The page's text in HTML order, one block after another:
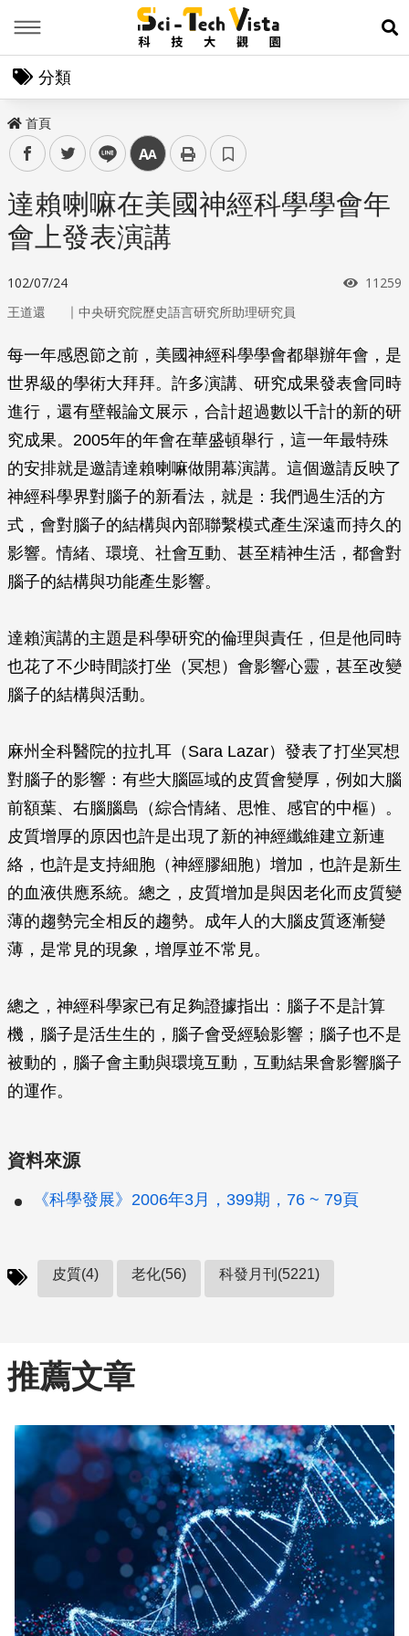
展
分類
首頁
facebooktwitter line 中
達賴喇嘛在美國神經科學學會年
會上發表演講
102/07/24 瀏覽次
11259
王道還 ｜ 中央研究院歷史語言研究所助理研究員
每一年感恩節之前，美國神經科學學會都舉辦年會，是
世界級的學術大拜拜。許多演講、研究成果發表會同時
進行，還有壁報論文展示，合計超過數以千計的新的研
究成果。2005年的年會在華盛頓舉行，這一年最特殊
的安排就是邀請達賴喇嘛做開幕演講。這個邀請反映了
神經科學界對腦子的新看法，就是：我們過生活的方
式，會對腦子的結構與內部聯繫模式產生深遠而持久的
影響。情緒、環境、社會互動、甚至精神生活，都會對
腦子的結構與功能產生影響。
達賴演講的主題是科學研究的倫理與責任，但是他同時
也花了不少時間談打坐（冥想）會影響心靈，甚至改變
腦子的結構與活動。
麻州全科醫院的拉扎耳（Sara Lazar）發表了打坐冥想
對腦子的影響：有些大腦區域的皮質會變厚，例如大腦
前額葉、右腦腦島（綜合情緒、思惟、感官的中樞）。
皮質增厚的原因也許是出現了新的神經纖維建立新連
絡，也許是支持細胞（神經膠細胞）增加，也許是新生
的血液供應系統。總之，皮質增加是與因老化而皮質變
薄的趨勢完全相反的趨勢。成年人的大腦皮質逐漸變
薄，是常見的現象，增厚並不常見。
總之，神經科學家已有足夠證據指出：腦子不是計算
機，腦子是活生生的，腦子會受經驗影響；腦子也不是
被動的，腦子會主動與環境互動，互動結果會影響腦子
的運作。
資料來源
《科學發展》2006年3月，399期，76 ~ 79頁
皮質(4) 老化(56) 科發月刊(5221)
推薦文章